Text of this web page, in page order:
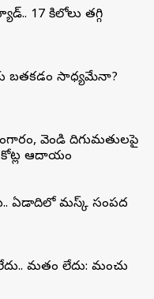
17 కిలోలు తగ్గి
బతకడం సాధ్యమేనా?
వెండి దిగుమతులపై
కోట్ల ఆదాయం
ఏడాదిలో మస్క్ సంపద
మతం లేదు: మంచు